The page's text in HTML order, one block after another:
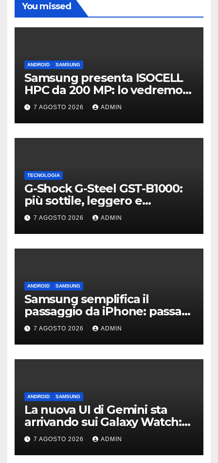
You missed
ANDROID SAMSUNG
Samsung presenta ISOCELL
HPC da 200 MP: lo vedremo
sui Galaxy S27?
7 AGOSTO 2026 ADMIN
TECNOLOGIA
G-Shock G-Steel GST-B1000:
più sottile, leggero e
connesso
7 AGOSTO 2026 ADMIN
ANDROID SAMSUNG
Samsung semplifica il
passaggio da iPhone: passa
WhatsApp e c’è l’assistenza
7 AGOSTO 2026 ADMIN
ANDROID SAMSUNG
La nuova UI di Gemini sta
arrivando sui Galaxy Watch:
primi avvistamenti
7 AGOSTO 2026 ADMIN